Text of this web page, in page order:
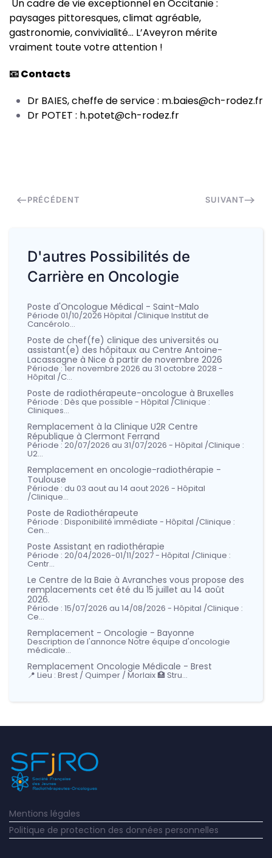
Un cadre de vie exceptionnel en Occitanie :
paysages pittoresques, climat agréable,
gastronomie, convivialité… L’Aveyron mérite
vraiment toute votre attention !
📧 Contacts
Dr BAIES, cheffe de service : m.baies@ch-rodez.fr
Dr POTET : h.potet@ch-rodez.fr
PRÉCÉDENT SUIVANT
D'autres Possibilités de
Carrière en Oncologie
Poste d'Oncologue Médical - Saint-Malo
Période 01/10/2026 Hôpital /Clinique Institut de
Cancérolo…
Poste de chef(fe) clinique des universités ou
assistant(e) des hôpitaux au Centre Antoine-
Lacassagne à Nice à partir de novembre 2026
Période : 1er novembre 2026 au 31 octobre 2028 -
Hôpital /C…
Poste de radiothérapeute-oncologue à Bruxelles
Période : Dès que possible - Hôpital /Clinique :
Cliniques…
Remplacement à la Clinique U2R Centre
République à Clermont Ferrand
Période : 20/07/2026 au 31/07/2026 - Hôpital /Clinique :
U2…
Remplacement en oncologie-radiothérapie -
Toulouse
Période : du 03 aout au 14 aout 2026 - Hôpital
/Clinique…
Poste de Radiothérapeute
Période : Disponibilité immédiate - Hôpital /Clinique :
Cen…
Poste Assistant en radiothérapie
Période : 20/04/2026-01/11/2027 - Hôpital /Clinique :
Centr…
Le Centre de la Baie à Avranches vous propose des
remplacements cet été du 15 juillet au 14 août
2026.
Période : 15/07/2026 au 14/08/2026 - Hôpital /Clinique :
Ce…
Remplacement - Oncologie - Bayonne
Description de l'annonce Notre équipe d'oncologie
médicale…
Remplacement Oncologie Médicale - Brest
📍 Lieu : Brest / Quimper / Morlaix 🏥 Stru…
Mentions légales
Politique de protection des données personnelles